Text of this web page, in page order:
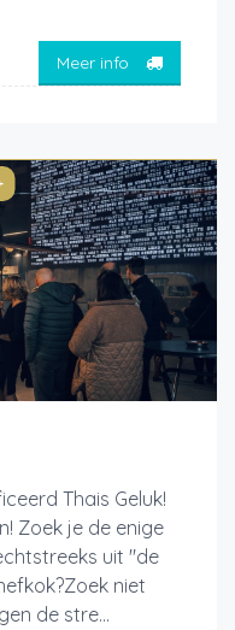
Meer info
Thais Geluk!
Zoek je de enige
uit "de
niet
de stre...